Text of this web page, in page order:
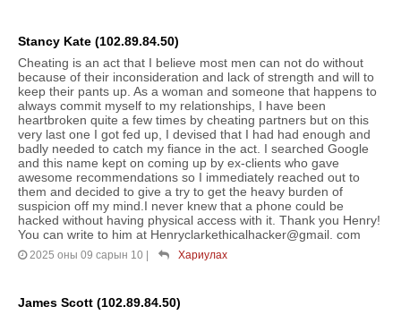
Stancy Kate (102.89.84.50)
Cheating is an act that I believe most men can not do without
because of their inconsideration and lack of strength and will to
keep their pants up. As a woman and someone that happens to
always commit myself to my relationships, I have been
heartbroken quite a few times by cheating partners but on this
very last one I got fed up, I devised that I had had enough and
badly needed to catch my fiance in the act. I searched Google
and this name kept on coming up by ex-clients who gave
awesome recommendations so I immediately reached out to
them and decided to give a try to get the heavy burden of
suspicion off my mind.I never knew that a phone could be
hacked without having physical access with it. Thank you Henry!
You can write to him at Henryclarkethicalhacker@gmail. com
2025 оны 09 сарын 10 | Хариулах
James Scott (102.89.84.50)